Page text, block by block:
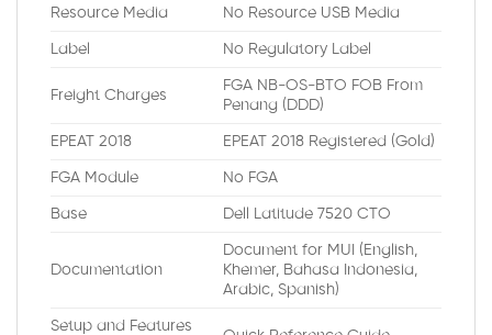
Resource Media No Resource USB Media
Label No Regulatory Label
Freight Charges
FGA NB-OS-BTO FOB From
Penang (DDD)
EPEAT 2018 EPEAT 2018 Registered (Gold)
FGA Module No FGA
Base Dell Latitude 7520 CTO
Documentation
Document for MUI (English,
Khemer, Bahasa Indonesia,
Arabic, Spanish)
Setup and Features